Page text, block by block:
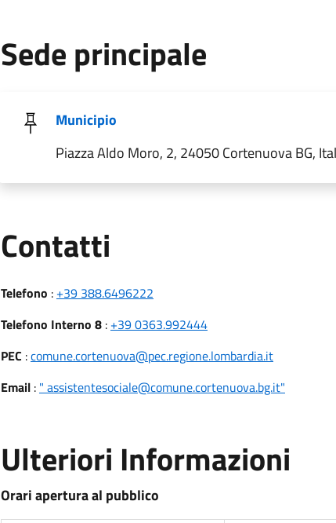
Sede principale
Municipio
Piazza Aldo Moro, 2, 24050 Cortenuova BG,
Contatti
Telefono : +39 388.6496222
Telefono Interno 8: +39 0363.992444
PEC :comune.cortenuova@pec.regione.lombardia.it
Email: " assistentesociale@comune.cortenuova.bg.it"
Ulteriori Informazioni
Orari apertura al pubblico